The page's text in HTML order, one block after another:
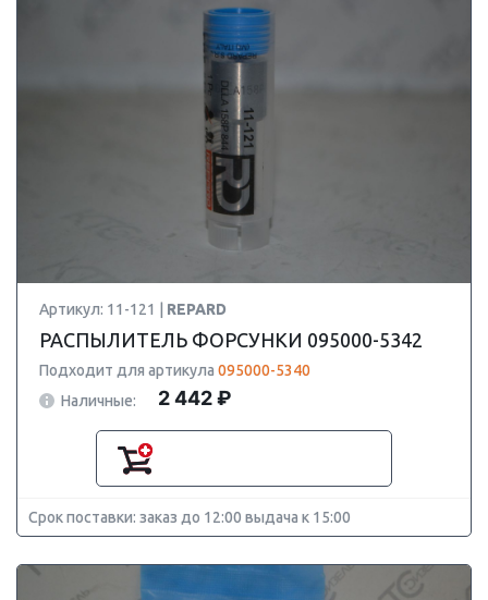
Артикул: 11-121 | REPARD
РАСПЫЛИТЕЛЬ ФОРСУНКИ 095000-5342
Подходит для артикула 095000-5340
Наличные:
2 442 ₽
Срок поставки: заказ до 12:00 выдача к 15:00